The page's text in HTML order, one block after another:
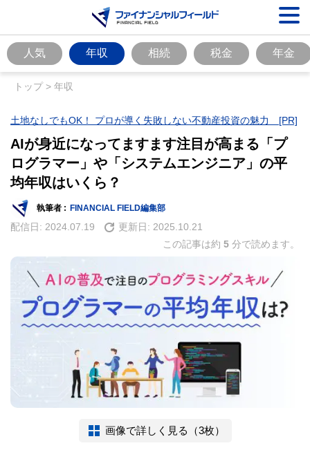
人気 年収 相続 税金 年金
トップ> 年収
土地なしでもOK！ プロが導く失敗しない不動産投資の魅力 [PR]
AIが身近になってますます注目が高まる「プ
ログラマー」や「システムエンジニア」の平
均年収はいくら？
執筆者 : FINANCIAL FIELD編集部
配信日: 2024.07.19 更新日: 2025.10.21
この記事は約 5 分で読めます。
画像で詳しく見る（3枚）